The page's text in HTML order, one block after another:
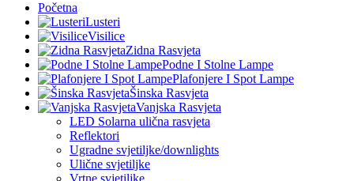
Početna
Lusteri
Visilice
Zidna Rasvjeta
Podne I Stolne Lampe
Plafonjere I Spot Lampe
Šinska Rasvjeta
Vanjska Rasvjeta
LED Solarna ulična rasvjeta
Reflektori
Ugradne svjetiljke/downlights
Ulične svjetiljke